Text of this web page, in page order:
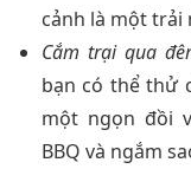
cảnh là một trải
Cắm trại qua
bạn có thể thử
một ngọn đồi
BBQ và ngắm